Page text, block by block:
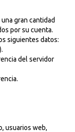
gran cantidad
por su cuenta.
siguientes datos:
del servidor
usuarios web,